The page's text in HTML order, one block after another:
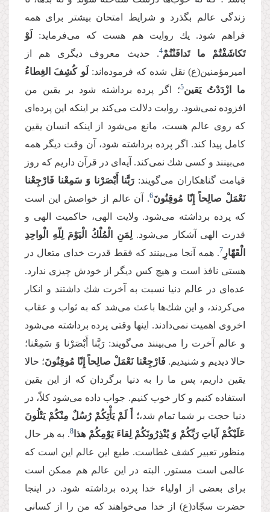
زندگی عالم بگذرد و شرایط امتحان بیشتر برای همه
فراهم شود. یك روایت هم هست كه می‌‌فرماید: لَوْ
تَكاشَفْتُمْ ما تَدافَنْتُمْ4. حدیث معروف دیگری هم از
امیرمؤمنین(ع) نقل شده كه فرموده‌اند: لَو كُشِفَ الغِطاءُ
ما ازْدَدْتُ یَقین5؛ اگر پرده برداشته شود بر یقین من
افزوده نمی‌‌شود. روایت دلالت می‌‌كند بر اینكه این پرده‌‌ای
كه روی عالم هست، مانع می‌‌شود از اینكه انسان یقین
كامل پیدا كند. اگر پرده برداشته شود، آن وقت دیگر همه
می‌‌بینند و كسی شك نمی‌‌كند. آیه‌ای در قرآن داریم كه روز
قیامت گناهكاران می‌‌گویند: رَبَّنا أَبْصَرْنا وَ سَمِعْنا فَارْجِعْنا
نَعْمَلْ صالِحاً إِنّا مُوقِنُونَ6. آن عالم از خواصش این است
كه پرده برداشته می‌‌شود. ولایت الهی، حاكمیت الهی و
قدرت الهی آشكار می‌‌شود. لِمَنِ الْمُلْكُ الْیَوْمَ لِلّهِ الْواحِدِ
الْقَهّارِ 7. همه آنجا می‌‌بینند كه فقط قدرت خدای متعال در
هستی نافذ است و هیچ كس دیگر از خودش چیزی ندارد.
عده‌ای در عالم دنیا نسبت به آخرت شك داشتند و انكار
می‌‌كردند، و این شك‌ها باعث می‌‌شد كه به ثواب و عقاب
اخروی اهمیت نمی‌‌دادند. اینها وقتی پرده برداشته می‌‌شود
و عالم آخرت را می‌‌بینند می‌‌گویند: رَبَّنا أَبْصَرْنا وَ سَمِعْنا؛
حالا دیدیم و شنیدیم.فَارْجِعْنا نَعْمَلْ صالِحاً إِنّا مُوقِنُونَ؛ حالا
یقین داریم، پس ما را به دنیا برگردان كه از این یقین
استفاده كنیم و كار خوب كنیم. جواب داده می‌‌شود كلاّ، در
دنیا حجت بر شما تمام شد،؛ أَ لَمْ یَأْتِكُمْ رُسُلٌ مِنْكُمْ یَتْلُونَ
عَلَیْكُمْ آیاتِ رَبِّكُمْ وَ یُنْذِرُونَكُمْ لِقاءَ یَوْمِكُمْ هذا 8. به هر حال
منظور تعبیر كشف غطاست. طبع این عالم این است كه
عالمی است مستور. البته در این عالم هم ممكن است
برای بعضی از اولیاء خدا پرده برداشته شود. در اینجا
حضرت سجّاد(ع) از خدا می‌‌خواهند كه من را از كسانی